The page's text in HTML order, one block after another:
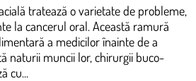
tratează o varietate de probleme,
la cancerul oral. Această ramură
a medicilor înainte de a
naturii muncii lor, chirurgii buco-
cu...